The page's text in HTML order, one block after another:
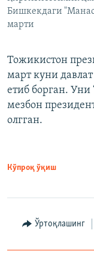
Бишкекдаги
марти
Тожикистон
март куни
етиб борган. Уни
мезбон
олгган.
Кўпроқ ўқиш
Ўртоқлашинг